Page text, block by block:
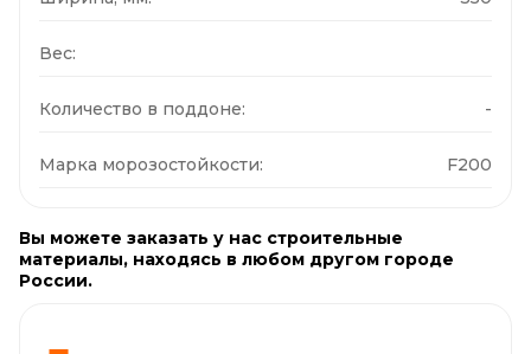
Вес:
Количество в поддоне: -
Марка морозостойкости: F200
Вы можете заказать у нас строительные
материалы, находясь в любом другом городе
России.